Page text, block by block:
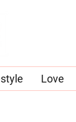
Love